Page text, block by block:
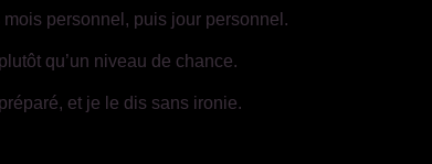
personnel, puis jour personnel.
qu’un niveau de chance.
et je le dis sans ironie.